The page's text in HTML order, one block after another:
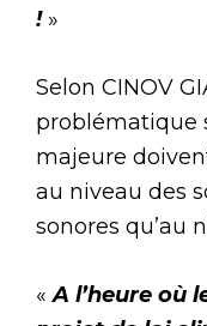
! »
Selon CINOV
problématique
majeure
au niveau des
sonores qu’au
«A l’heure où